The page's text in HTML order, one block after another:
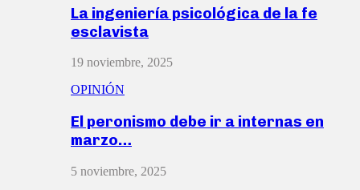
La ingeniería psicológica de la fe
esclavista
19 noviembre, 2025
OPINIÓN
El peronismo debe ir a internas en
marzo…
5 noviembre, 2025